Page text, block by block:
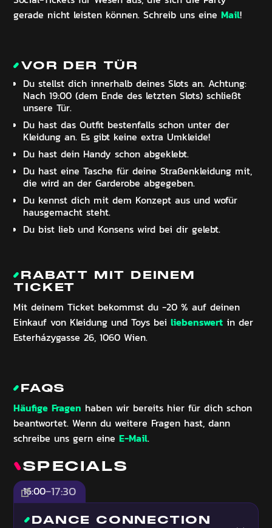
gerade nicht leisten können. Schreib uns eine Mail!
VOR DER TÜR
Du stellst dich innerhalb deines Slots an. Achtung:
Nach 19:00 (dem Ende des letzten Slots) schließt
unsere Tür.
Du hast das Outfit bestenfalls schon unter der
Kleidung an. Es gibt keine extra Umkleide!
Du hast dein Handy schon abgeklebt.
Du hast eine Tasche für deine Straßenkleidung mit,
die wird an der Garderobe abgegeben.
Du kennst dich mit dem Konzept aus und wofür
hausgemacht steht.
Du bist lieb und Konsens wird bei dir gelebt.
RABATT MIT DEINEM
TICKET
Mit deinem Ticket bekommst du -20 % auf deinen
Einkauf von Kleidung und Toys bei liebenswert in der
Esterházygasse 26, 1060 Wien.
FAQS
Häufige Fragen haben wir bereits hier für dich schon
beantwortet. Wenn du weitere Fragen hast, dann
schreibe uns gern eine E-Mail.
SPECIALS
16:00–17:30
DANCE CONNECTION